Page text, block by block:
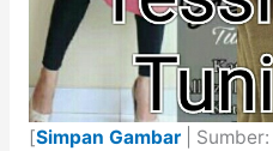
[Simpan Gambar| Sumber: